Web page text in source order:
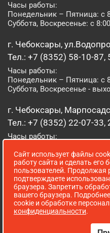
Часы работы:
Понедельник – Пятница: с
Суббота, Воскресенье: с
г. Чебоксары,
Тел.: +7 (8352) 58-10-87,
Часы работы:
Понедельник – Пятница: с
Суббота, Воскресенье -
г. Чебоксары,
Тел.: +7 (8352) 22-07-33,
Часы работы:
Суббота, Воскресенье: с
г. Йошкар-Ола, ул.
Тел.: (8362) 41-07-31
Часы работы:
Понедельник – Пятница: с
Сайт использует файлы
работу сайта и сделать его
пользователей. Продолжая
подтверждаете
браузера. Запретить
вашего браузера.
cookie и обработке
конфиденциальности.